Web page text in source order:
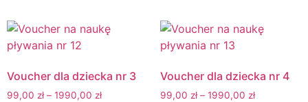
Voucher dla dziecka nr 3
99,00 zł – 1990,00 zł
Voucher dla dziecka nr 4
99,00 zł – 1990,00 zł